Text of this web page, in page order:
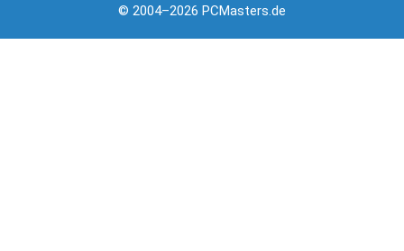
© 2004–2026 PCMasters.de